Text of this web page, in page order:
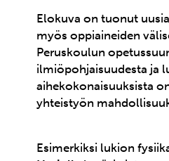
Elokuva on tuonut
myös oppiaineiden
Peruskoulun
ilmiöpohjaisuudesta ja
aihekokonaisuuksista
yhteistyön
Esimerkiksi lukion